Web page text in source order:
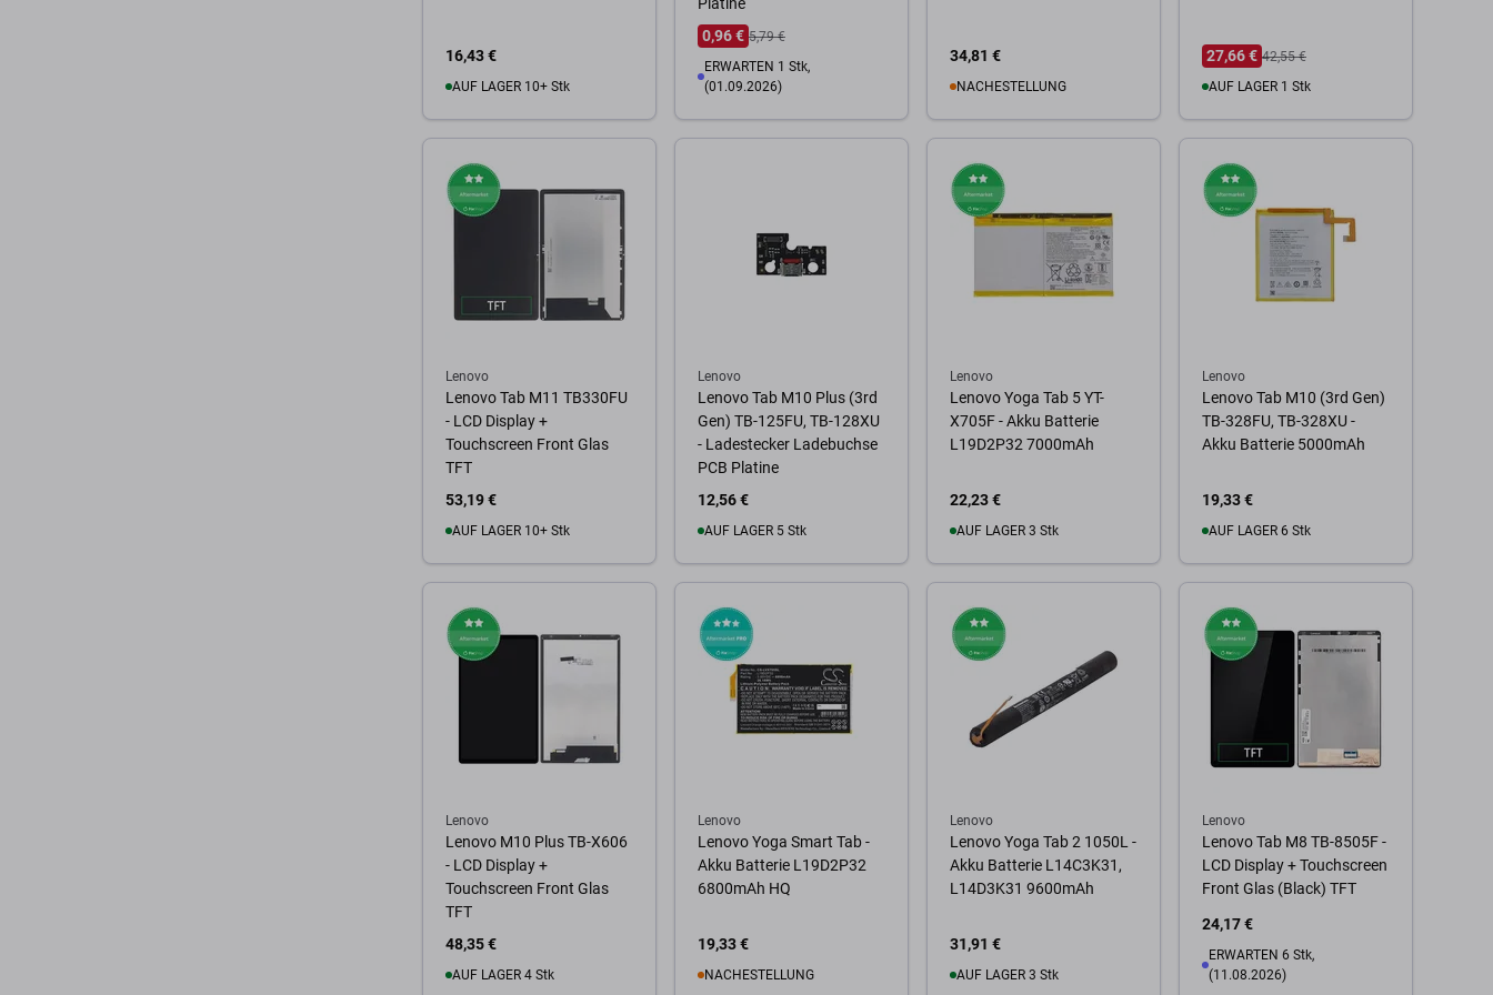
16,43 €
AUF LAGER 10+ Stk
0,96 € 5,79 €
ERWARTEN 1 Stk,
(01.09.2026)
34,81 €
NACHESTELLUNG
27,66 € 42,55 €
AUF LAGER 1 Stk
Lenovo
Lenovo Tab M11 TB330FU
- LCD Display +
Touchscreen Front Glas
TFT
53,19 €
AUF LAGER 10+ Stk
Lenovo
Lenovo Tab M10 Plus (3rd
Gen) TB-125FU, TB-128XU
- Ladestecker Ladebuchse
PCB Platine
12,56 €
AUF LAGER 5 Stk
Lenovo
Lenovo Yoga Tab 5 YT-
X705F - Akku Batterie
L19D2P32 7000mAh
22,23 €
AUF LAGER 3 Stk
Lenovo
Lenovo Tab M10 (3rd Gen)
TB-328FU, TB-328XU -
Akku Batterie 5000mAh
19,33 €
AUF LAGER 6 Stk
Lenovo
Lenovo M10 Plus TB-X606
- LCD Display +
Touchscreen Front Glas
TFT
48,35 €
AUF LAGER 4 Stk
Lenovo
Lenovo Yoga Smart Tab -
Akku Batterie L19D2P32
6800mAh HQ
19,33 €
NACHESTELLUNG
Lenovo
Lenovo Yoga Tab 2 1050L -
Akku Batterie L14C3K31,
L14D3K31 9600mAh
31,91 €
AUF LAGER 3 Stk
Lenovo
Lenovo Tab M8 TB-8505F -
LCD Display + Touchscreen
Front Glas (Black) TFT
24,17 €
ERWARTEN 6 Stk,
(11.08.2026)